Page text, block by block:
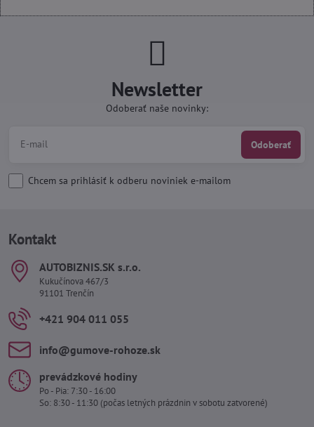
Newsletter
Odoberať naše novinky:
Odoberať
Chcem sa prihlásiť k odberu noviniek e-mailom
Kontakt
AUTOBIZNIS​.SK s​.r​.o​.
Kukučínova 467/3
91101 Trenčín
+421 904 011 055
info​@gumove-rohoze​.sk
prevádzkové hodiny
Po - Pia: 7:30 - 16:00
So: 8:30 - 11:30 (počas letných prázdnin v sobotu zatvorené)